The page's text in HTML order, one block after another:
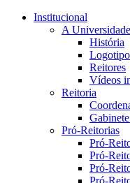
Conteúdo principal
Institucional
A Universidade
História
Logotipo
Reitores
Vídeos
Reitoria
Pró-Reitorias
Pró-
Pró-
Pró-
Pró-